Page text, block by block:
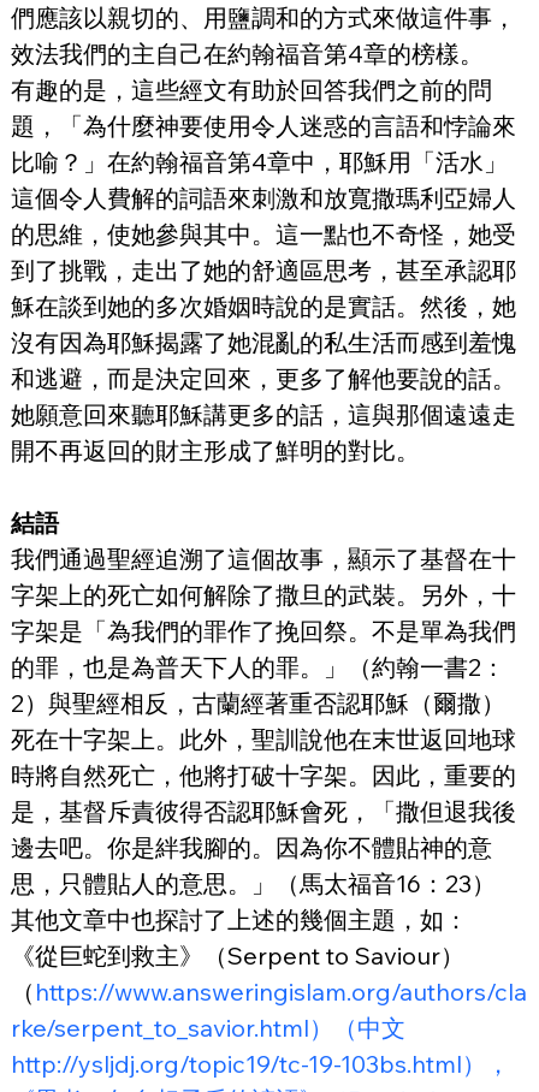
們應該以親切的、用鹽調和的方式來做這件事，
效法我們的主自己在約翰福音第4章的榜樣。
有趣的是，這些經文有助於回答我們之前的問
題，「為什麼神要使用令人迷惑的言語和悖論來
比喻？」在約翰福音第4章中，耶穌用「活水」
這個令人費解的詞語來刺激和放寬撒瑪利亞婦人
的思維，使她參與其中。這一點也不奇怪，她受
到了挑戰，走出了她的舒適區思考，甚至承認耶
穌在談到她的多次婚姻時說的是實話。然後，她
沒有因為耶穌揭露了她混亂的私生活而感到羞愧
和逃避，而是決定回來，更多了解他要說的話。
她願意回來聽耶穌講更多的話，這與那個遠遠走
開不再返回的財主形成了鮮明的對比。
結語
我們通過聖經追溯了這個故事，顯示了基督在十
字架上的死亡如何解除了撒旦的武裝。另外，十
字架是「為我們的罪作了挽回祭。不是單為我們
的罪，也是為普天下人的罪。」（約翰一書2：
2）與聖經相反，古蘭經著重否認耶穌（爾撒）
死在十字架上。此外，聖訓說他在末世返回地球
時將自然死亡，他將打破十字架。因此，重要的
是，基督斥責彼得否認耶穌會死，「撒但退我後
邊去吧。你是絆我腳的。因為你不體貼神的意
思，只體貼人的意思。」（馬太福音16：23）
其他文章中也探討了上述的幾個主題，如：
《從巨蛇到救主》（Serpent to Saviour）
（ https://www.answeringislam.org/authors/cla
rke/serpent_to_savior.html）（中文
http://ysljdj.org/topic19/tc-19-103bs.html），